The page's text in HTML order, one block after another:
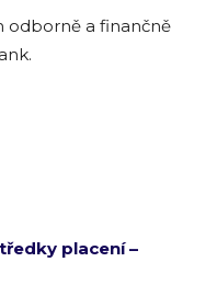
odborně a finančně
placení –